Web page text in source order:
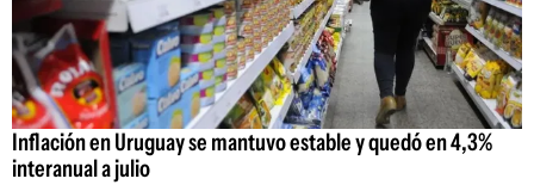
Inflación en Uruguay se mantuvo estable y quedó en 4,3%
interanual a julio